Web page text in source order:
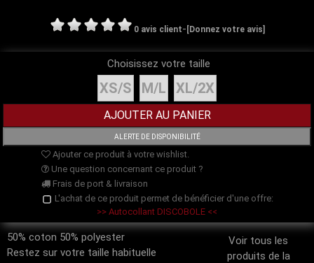
0 avis client- [Donnez votre avis]
Choisissez votre taille
XS/S M/L XL/2X
Ajouter ce produit à votre wishlist.
Une question concernant ce produit ?
Frais de port & livraison
L'achat de ce produit permet de bénéficier d'une offre:
>> Autocollant DISCOBOLE <<
Voir tous les
produits de la
50% coton 50% polyester
Restez sur votre taille habituelle